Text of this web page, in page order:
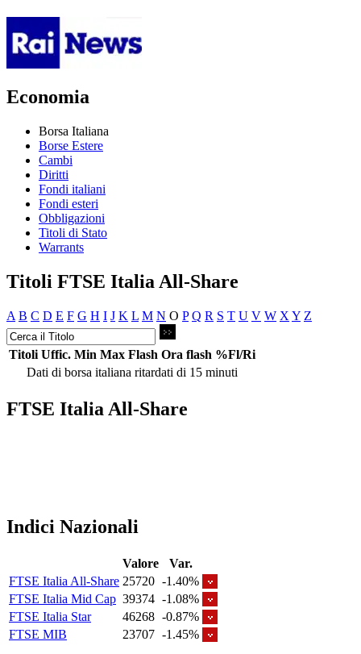
Economia
Borsa Italiana
Borse Estere
Cambi
Diritti
Fondi italiani
Fondi esteri
Obbligazioni
Titoli di Stato
Warrants
Titoli FTSE Italia All-Share
A B C D E F G H I J K L M N O P Q R S T U V W X Y Z
Titoli Uffic. Min Max Flash Ora flash %Fl/Ri
Dati di borsa italiana ritardati di 15 minuti
FTSE Italia All-Share
Indici Nazionali
Valore
Var.
FTSE Italia All-Share 25720 -1.40%
FTSE Italia Mid Cap 39374 -1.08%
FTSE Italia Star
46268 -0.87%
FTSE MIB
23707 -1.45%